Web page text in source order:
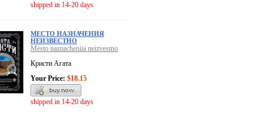
shipped in 14-20 days
МЕСТО НАЗНАЧЕНИЯ
НЕИЗВЕСТНО
Mesto naznacheniia neizvestno
Кристи Агата
Your Price: $18.15
shipped in 14-20 days